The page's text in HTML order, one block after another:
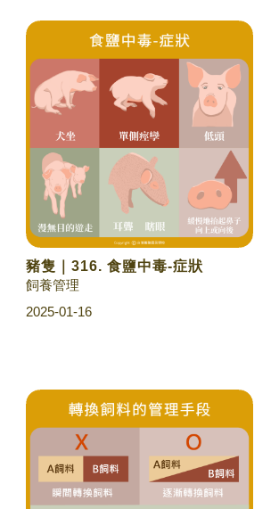
豬隻｜316. 食鹽中毒-症狀
飼養管理
2025-01-16